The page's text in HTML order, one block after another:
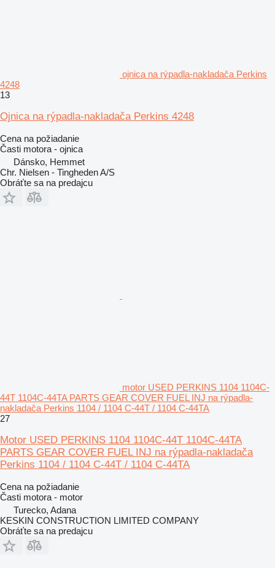
ojnica na rýpadla-nakladača Perkins
4248
13
Ojnica na rýpadla-nakladača Perkins 4248
Cena na požiadanie
Časti motora - ojnica
Dánsko, Hemmet
Chr. Nielsen - Tingheden A/S
Obráťte sa na predajcu
motor USED PERKINS 1104 1104C-
44T 1104C-44TA PARTS GEAR COVER FUEL INJ na rýpadla-
nakladača Perkins 1104 / 1104 C-44T / 1104 C-44TA
27
Motor USED PERKINS 1104 1104C-44T 1104C-44TA
PARTS GEAR COVER FUEL INJ na rýpadla-nakladača
Perkins 1104 / 1104 C-44T / 1104 C-44TA
Cena na požiadanie
Časti motora - motor
Turecko, Adana
KESKIN CONSTRUCTION LIMITED COMPANY
Obráťte sa na predajcu